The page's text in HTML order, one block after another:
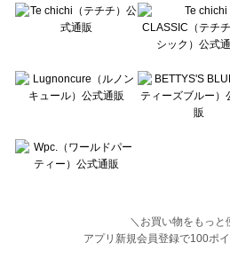
＼お買い物をもっと
アプリ新規会員登録で100ポ